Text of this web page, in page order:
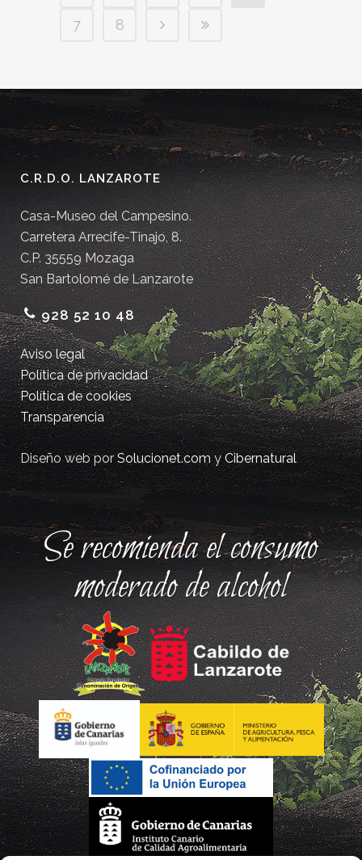
7
8
C.R.D.O. LANZAROTE
Casa-Museo del Campesino.
Carretera Arrecife-Tinajo, 8.
C.P. 35559 Mozaga
San Bartolomé de Lanzarote
928 52 10 48
Aviso legal
Política de privacidad
Política de cookies
Transparencia
Diseño web porSolucionet.comyCibernatural
Se recomienda el consumo
moderado de alcohol